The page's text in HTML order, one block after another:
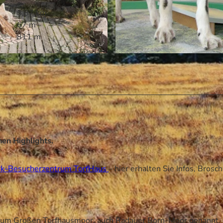
© Nationalparkzentrum TorfHaus, Harz: Magische
5,87 km
67 m
811 m
Highlights.
Besucherzentrum TorfHaus– hier erhalten Sie Infos,
Großen Torfhausmoor, auch Radauer Born-Moor genannt,